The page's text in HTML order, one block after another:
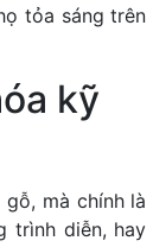
tỏa sáng trên
kỹ
mà chính là
trình diễn, hay